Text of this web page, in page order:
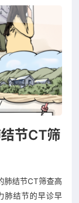
节CT筛
肺结节CT筛查高
结节的早诊早